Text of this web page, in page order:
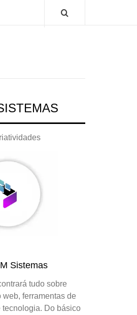
Sistemas
tudo sobre
ferramentas de
tecnologia. Do básico